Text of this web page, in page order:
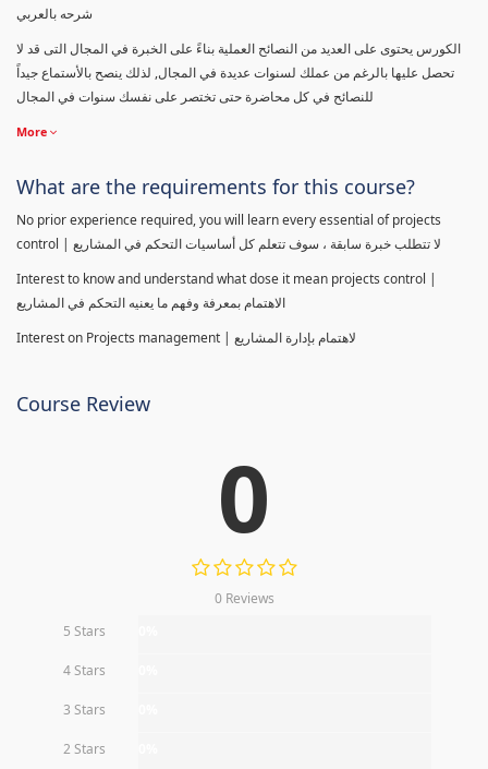
شرحه بالعربي
الكورس يحتوى على العديد من النصائح العملية بناءً على الخبرة في المجال التى قد لا
تحصل عليها بالرغم من عملك لسنوات عديدة في المجال, لذلك ينصح بالأستماع جيداً
للنصائح في كل محاضرة حتى تختصر على نفسك سنوات في المجال
More
What are the requirements for this course?
No prior experience required, you will learn every essential of projects
control | لا تتطلب خبرة سابقة ، سوف تتعلم كل أساسيات التحكم في المشاريع
Interest to know and understand what dose it mean projects control |
الاهتمام بمعرفة وفهم ما يعنيه التحكم في المشاريع
Interest on Projects management | لاهتمام بإدارة المشاريع
Course Review
0
0 Reviews
5 Stars
4 Stars
3 Stars
2 Stars